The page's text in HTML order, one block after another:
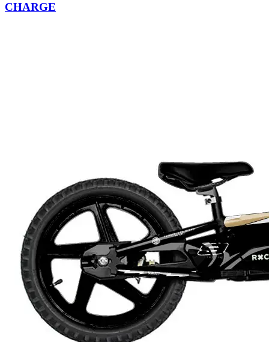
CHARGE